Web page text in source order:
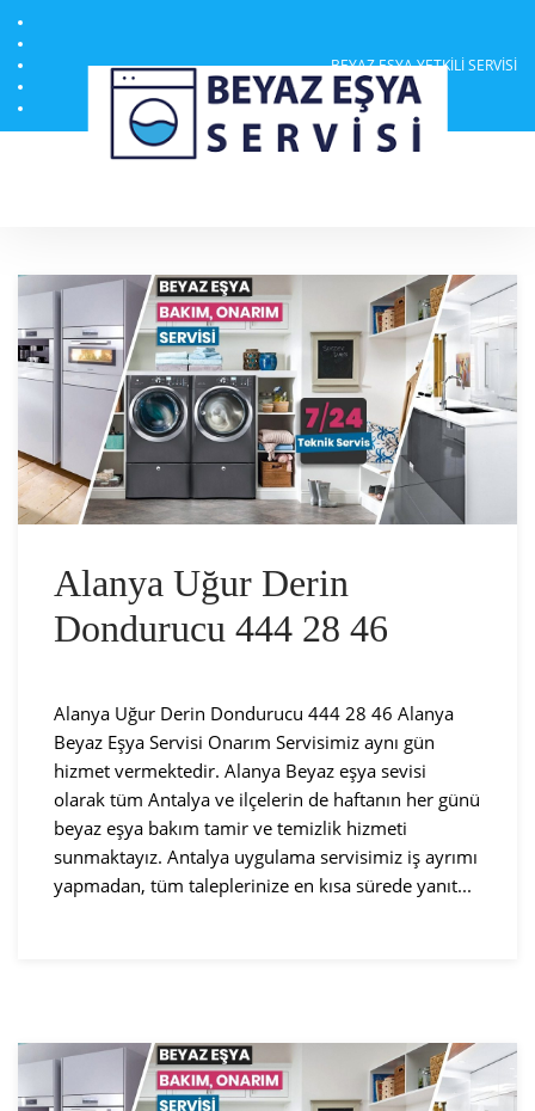
BEYAZ EŞYA YETKILI SERVISI
Alanya Uğur Derin
Dondurucu 444 28 46
Alanya Uğur Derin Dondurucu 444 28 46 Alanya
Beyaz Eşya Servisi Onarım Servisimiz aynı gün
hizmet vermektedir. Alanya Beyaz eşya sevisi
olarak tüm Antalya ve ilçelerin de haftanın her günü
beyaz eşya bakım tamir ve temizlik hizmeti
sunmaktayız. Antalya uygulama servisimiz iş ayrımı
yapmadan, tüm taleplerinize en kısa sürede yanıt...